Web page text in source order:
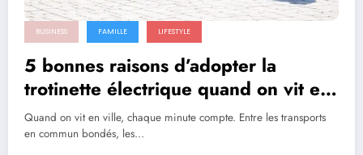
BUSINESS FAMILLE LIFESTYLE
5 bonnes raisons d’adopter la
trotinette électrique quand on vit en
ville
Quand on vit en ville, chaque minute compte. Entre les transports
en commun bondés, les…